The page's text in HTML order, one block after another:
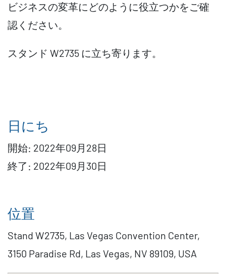
ビジネスの変革にどのように役立つかをご確
認ください。
スタンド W2735 に立ち寄ります。
日にち
開始: 2022年09月28日
終了: 2022年09月30日
位置
Stand W2735, Las Vegas Convention Center,
3150 Paradise Rd, Las Vegas, NV 89109, USA